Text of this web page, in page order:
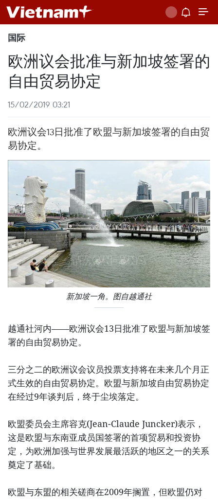
国际
欧洲议会批准与新加坡签署的
自由贸易协定
15/02/2019 03:21
欧洲议会13日批准了欧盟与新加坡签署的自由贸
易协定。
新加坡一角。图自越通社
越通社河内——欧洲议会13日批准了欧盟与新加坡签
署的自由贸易协定。
三分之二的欧洲议会议员投票支持将在未来几个月正
式生效的自由贸易协定。欧盟与新加坡自由贸易协定
在经过9年谈判后，终于尘埃落定。
欧盟委员会主席容克(Jean-Claude Juncker)表示，
这是欧盟与东南亚成员国签署的首项贸易和投资协
定，为欧洲加强与世界发展最活跃的地区之一的关系
奠定了基础。
欧盟与东盟的相关磋商在2009年搁置，但欧盟仍对